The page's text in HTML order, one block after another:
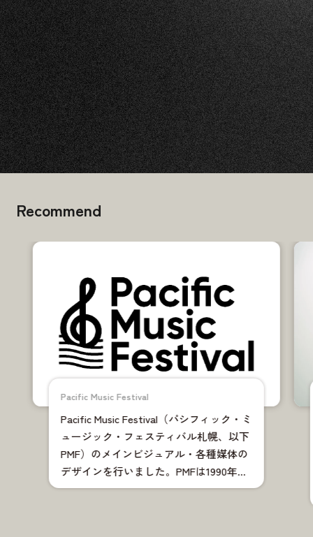
ているこどもがいたら そっと笑顔を届けたい 暮れてゆ
を差しのべたい 日々のくらしのなかで むなしさを感…
Biotto
Graphic Illustration Movie
Photo
Webdesign
Recommend
Pacific Music Festival
Pacific Music Festival（パシフィック・ミ
ュージック・フェスティバル札幌、以下
PMF）のメインビジュアル・各種媒体の
デザインを行いました。PMFは1990年に
札幌に創設された国際教育音楽祭で、ク